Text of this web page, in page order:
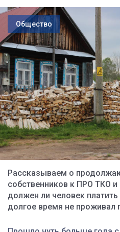
Общество
Рассказываем о
собственников к ПРО ТКО
должен ли человек
долгое время не проживал